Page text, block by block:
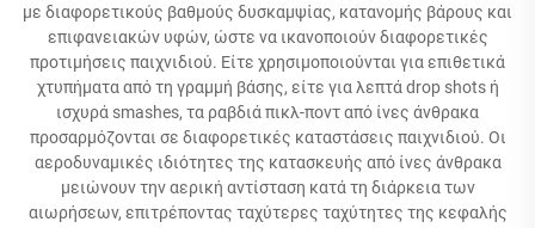
με διαφορετικούς βαθμούς δυσκαμψίας, κατανομής βάρους και
επιφανειακών υφών, ώστε να ικανοποιούν διαφορετικές
προτιμήσεις παιχνιδιού. Είτε χρησιμοποιούνται για επιθετικά
χτυπήματα από τη γραμμή βάσης, είτε για λεπτά drop shots ή
ισχυρά smashes, τα ραβδιά πικλ-ποντ από ίνες άνθρακα
προσαρμόζονται σε διαφορετικές καταστάσεις παιχνιδιού. Οι
αεροδυναμικές ιδιότητες της κατασκευής από ίνες άνθρακα
μειώνουν την αερική αντίσταση κατά τη διάρκεια των
αιωρήσεων, επιτρέποντας ταχύτερες ταχύτητες της κεφαλής